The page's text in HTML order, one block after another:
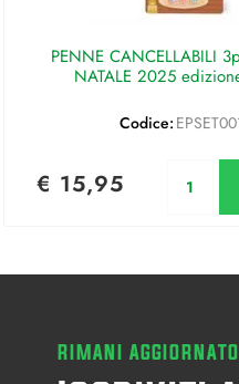
PENNE CANCELLABILI
NATALE 2025
Codice:
€ 15,95
RIMANI